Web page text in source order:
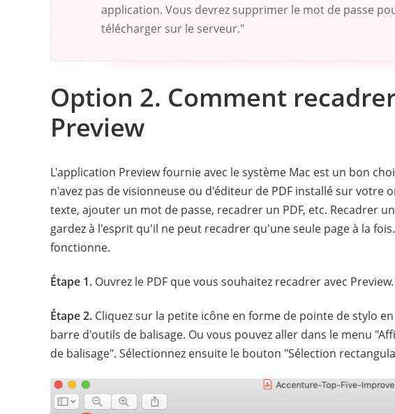
application. Vous devrez supprimer le mot de passe
télécharger sur le serveur."
Option 2. Comment
Preview
L'application Preview fournie avec le système Mac est un bon
n'avez pas de visionneuse ou d'éditeur de PDF installé sur votre
texte, ajouter un mot de passe, recadrer un PDF, etc. Recadrer
gardez à l'esprit qu'il ne peut recadrer qu'une seule page à la
fonctionne.
Étape 1. Ouvrez le PDF que vous souhaitez recadrer avec Preview.
Étape 2. Cliquez sur la petite icône en forme de pointe de stylo
barre d'outils de balisage. Ou vous pouvez aller dans le menu
de balisage". Sélectionnez ensuite le bouton "Sélection